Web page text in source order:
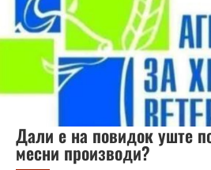
Дали е на повидок уште
месни производи?